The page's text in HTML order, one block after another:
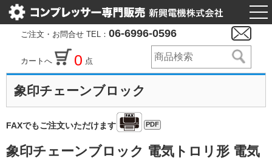
ご注文・お問合せ TEL： 06-6996-0596
カートへ 0 点
象印チェーンブロック
FAXでもご注文いただけます PDF
象印チェーンブロック 電気トロリ形 電気